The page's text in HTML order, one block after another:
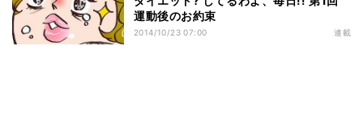
運動後のお約束
2014/10/23 07:00 連載